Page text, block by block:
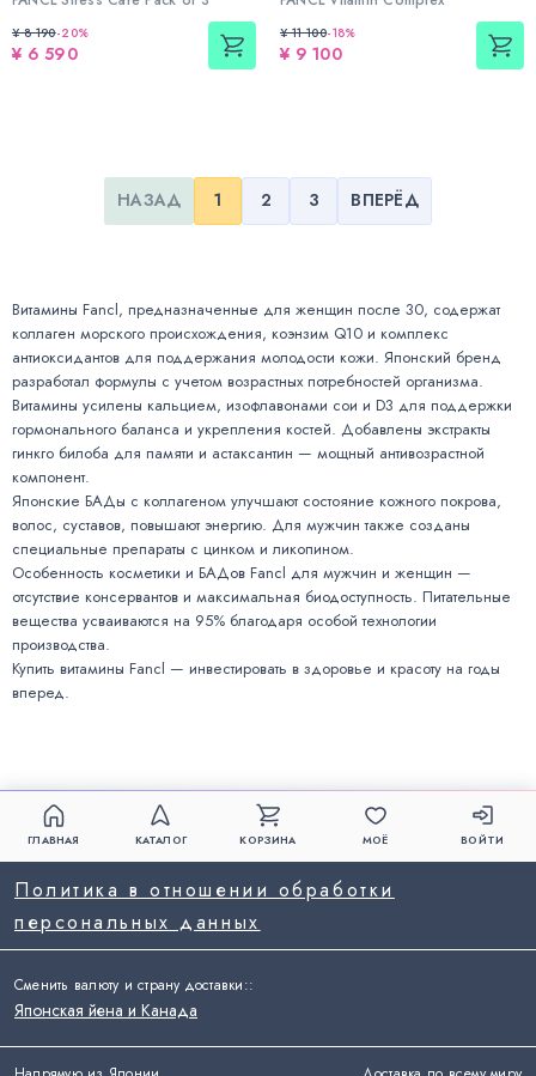
¥ 8 190-20%
¥ 6 590
¥ 11 100-18%
¥ 9 100
НАЗАД 1 2 3 ВПЕРЁД
Витамины Fancl, предназначенные для женщин после 30, содержат
коллаген морского происхождения, коэнзим Q10 и комплекс
антиоксидантов для поддержания молодости кожи. Японский бренд
разработал формулы с учетом возрастных потребностей организма.
Витамины усилены кальцием, изофлавонами сои и D3 для поддержки
гормонального баланса и укрепления костей. Добавлены экстракты
гинкго билоба для памяти и астаксантин — мощный антивозрастной
компонент.
Японские БАДы с коллагеном улучшают состояние кожного покрова,
волос, суставов, повышают энергию. Для мужчин также созданы
специальные препараты с цинком и ликопином.
Особенность косметики и БАДов Fancl для мужчин и женщин —
отсутствие консервантов и максимальная биодоступность. Питательные
вещества усваиваются на 95% благодаря особой технологии
производства.
Купить витамины Fancl — инвестировать в здоровье и красоту на годы
вперед.
ГЛАВНАЯ КАТАЛОГ КОРЗИНА МОЁ ВОЙТИ
Политика в отношении обработки
персональных данных
Сменить валюту и страну доставки::
Японская йена и Канада